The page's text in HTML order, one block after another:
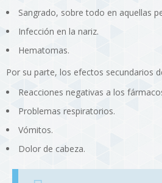
Sangrado, sobre todo en aquellas
Infección en la nariz.
Hematomas.
Por su parte, los efectos secundarios
Reacciones negativas a los
Problemas respiratorios.
Vómitos.
Dolor de cabeza.